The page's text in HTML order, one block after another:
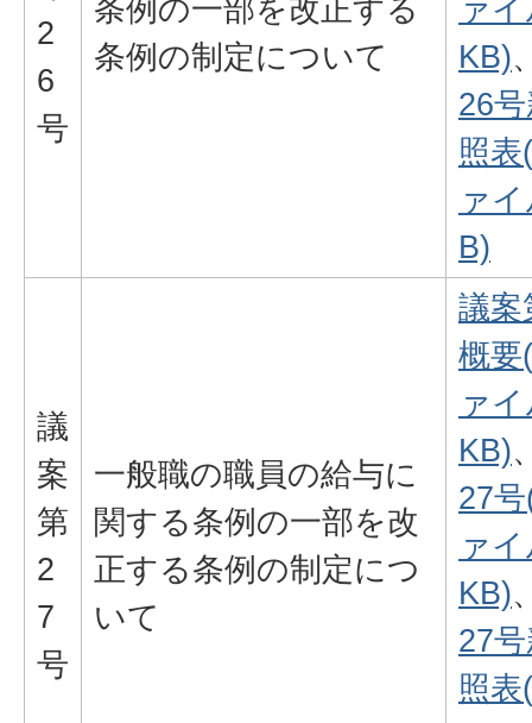
2
6
号
条例の一部を改正する
条例の制定について
ァ
KB)
26
照
ァ
B)
議
案
第
2
7
号
一般職の職員の給与に
関する条例の一部を改
正する条例の制定につ
いて
議案
概要
ァ
KB)
27
ァ
KB)
27
照